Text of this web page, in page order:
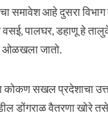
समावेश आहे दुसरा
पालघर, डहाणू हे
ओळखला जातो.
कोकण सखल प्रदेशाचा
डोंगराळ वैतरणा खोरे